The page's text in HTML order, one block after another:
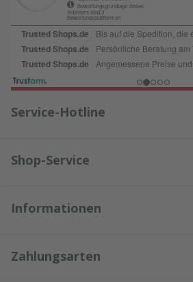
Service-Hotline
Shop-Service
Informationen
Zahlungsarten